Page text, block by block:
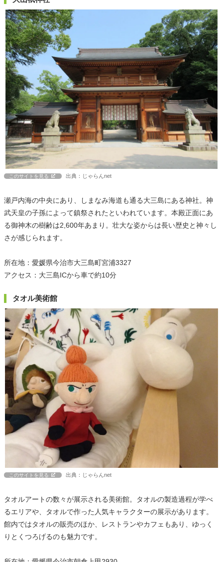
このサイトを見る 出典：じゃらんnet
瀬戸内海の中央にあり、しまなみ海道も通る大三島にある神社。神
武天皇の子孫によって鎮祭されたといわれています。本殿正面にあ
る御神木の樹齢は2,600年あまり。壮大な姿からは長い歴史と神々し
さが感じられます。
所在地：愛媛県今治市大三島町宮浦3327
アクセス：大三島ICから車で約10分
タオル美術館
このサイトを見る 出典：じゃらんnet
タオルアートの数々が展示される美術館。タオルの製造過程が学べ
るエリアや、タオルで作った人気キャラクターの展示があります。
館内ではタオルの販売のほか、レストランやカフェもあり、ゆっく
りとくつろげるのも魅力です。